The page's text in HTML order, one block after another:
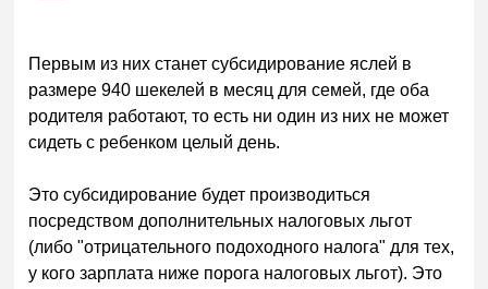
Первым из них станет субсидирование яслей в
размере 940 шекелей в месяц для семей, где оба
родителя работают, то есть ни один из них не может
сидеть с ребенком целый день.
Это субсидирование будет производиться
посредством дополнительных налоговых льгот
(либо "отрицательного подоходного налога" для тех,
у кого зарплата ниже порога налоговых льгот). Это